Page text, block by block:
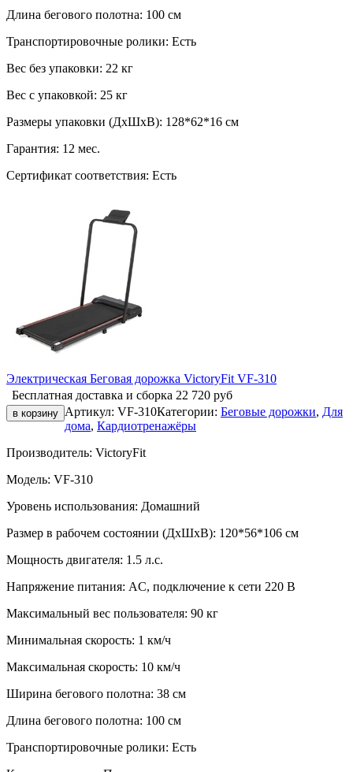
Длина бегового полотна: 100 см
Транспортировочные ролики: Есть
Вес без упаковки: 22 кг
Вес с упаковкой: 25 кг
Размеры упаковки (ДxШxВ): 128*62*16 см
Гарантия: 12 мес.
Сертификат соответствия: Есть
Электрическая Беговая дорожка VictoryFit VF-310
Бесплатная доставка и сборка 22 720 руб
Артикул: VF-310Категории: Беговые дорожки, Для
дома, Кардиотренажёры
Производитель: VictoryFit
Модель: VF-310
Уровень использования: Домашний
Размер в рабочем состоянии (ДxШxВ): 120*56*106 см
Мощность двигателя: 1.5 л.с.
Напряжение питания: AC, подключение к сети 220 В
Максимальный вес пользователя: 90 кг
Минимальная скорость: 1 км/ч
Максимальная скорость: 10 км/ч
Ширина бегового полотна: 38 см
Длина бегового полотна: 100 см
Транспортировочные ролики: Есть